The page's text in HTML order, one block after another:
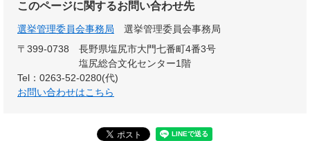
このページに関するお問い合わせ先
選挙管理委員会事務局
選挙管理委員会事務局
〒399-0738
長野県塩尻市大門七番町4番3号
塩尻総合文化センター1階
Tel：0263-52-0280(代)
お問い合わせはこちら